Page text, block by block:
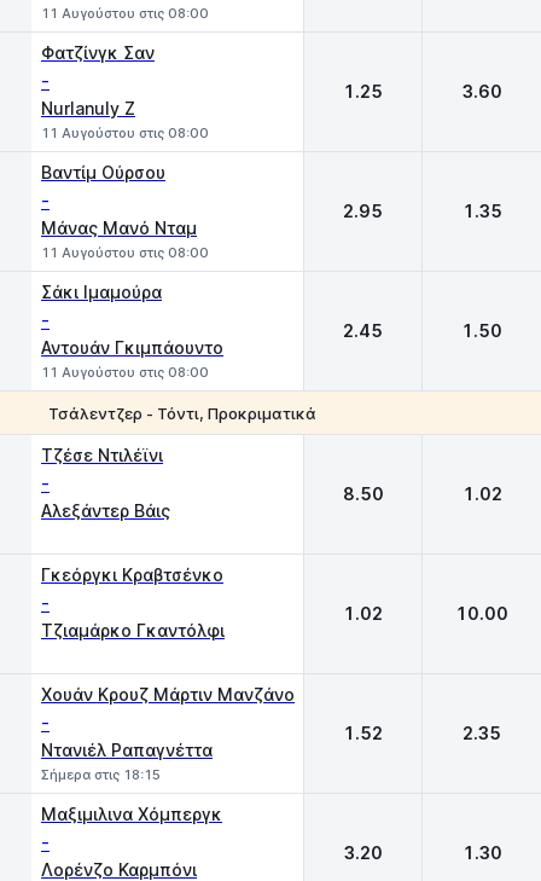
11 Αυγούστου στις 08:00
Φατζίνγκ Σαν
-
Nurlanuly Z
11 Αυγούστου στις 08:00
1.25 3.60
Βαντίμ Ούρσου
-
Μάνας Μανό Νταμ
11 Αυγούστου στις 08:00
2.95 1.35
Σάκι Ιμαμούρα
-
Αντουάν Γκιμπάουντο
11 Αυγούστου στις 08:00
2.45 1.50
Τσάλεντζερ - Τόντι, Προκριματικά
Τζέσε Ντιλέϊνι
-
Αλεξάντερ Βάις
8.50 1.02
Γκεόργκι Κραβτσένκο
-
Τζιαμάρκο Γκαντόλφι
1.02 10.00
Χουάν Κρουζ Μάρτιν Μανζάνο
-
Ντανιέλ Ραπαγνέττα
Σήμερα στις 18:15
1.52 2.35
Μαξιμιλινα Χόμπεργκ
-
Λορένζο Καρμπόνι
3.20 1.30